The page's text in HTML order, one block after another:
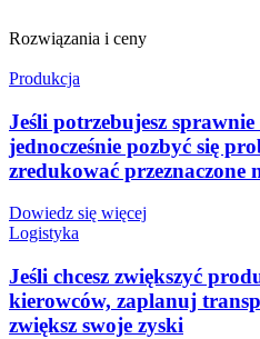
Rozwiązania i ceny
Produkcja
Jeśli potrzebujesz
jednocześnie pozbyć się
zredukować przeznaczone
Dowiedz się więcej
Logistyka
Jeśli chcesz zwiększyć
kierowców, zaplanuj
zwiększ swoje zyski